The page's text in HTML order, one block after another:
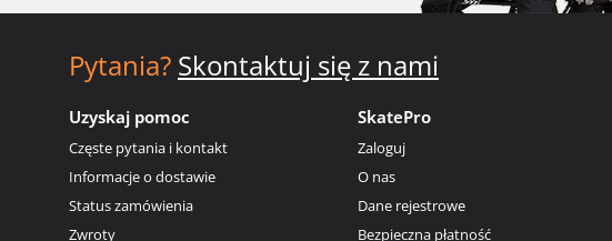
Pytania? Skontaktuj się z nami
Uzyskaj pomoc
Częste pytania i kontakt
Informacje o dostawie
Status zamówienia
Zwroty
SkatePro
Zaloguj
O nas
Dane rejestrowe
Bezpieczna płatność